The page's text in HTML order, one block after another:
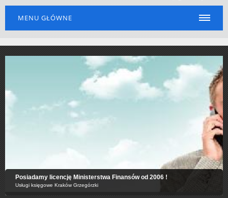
MENU GŁÓWNE
Posiadamy licencję Ministerstwa Finansów od 2006 !
Usługi księgowe Kraków Grzegórzki